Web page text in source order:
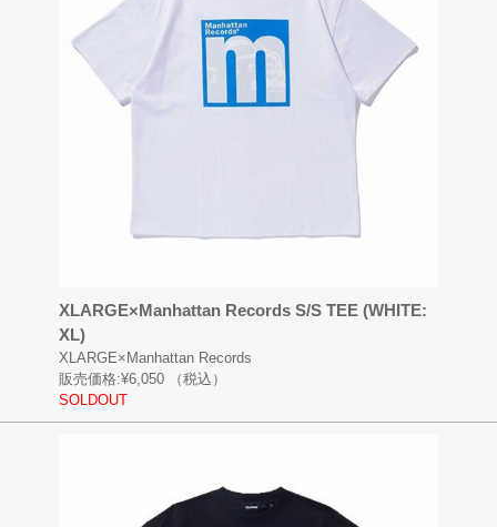
XLARGE×Manhattan Records S/S TEE (WHITE:
XL)
XLARGE×Manhattan Records
販売価格:¥6,050
（税込）
SOLDOUT